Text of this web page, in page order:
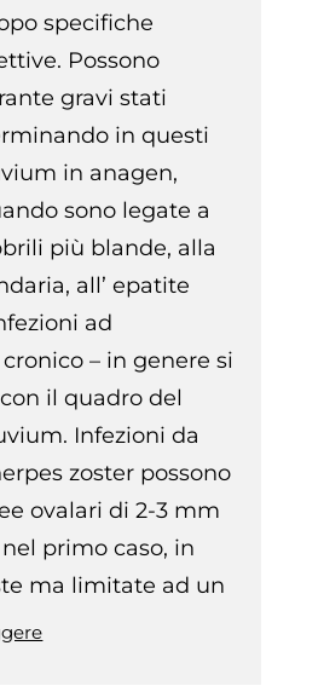
specifiche
Possono
gravi stati
in questi
in anagen,
sono legate a
più blande, alla
all’ epatite
ad
– in genere si
il quadro del
Infezioni da
zoster possono
ovalari di 2-3 mm
primo caso, in
ma limitate ad un